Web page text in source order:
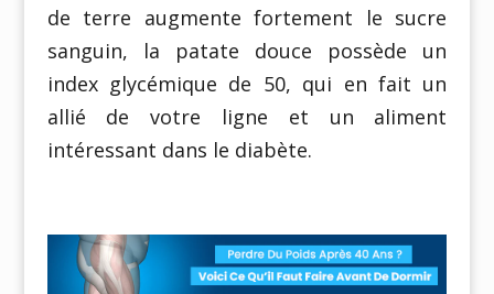
de terre augmente fortement le sucre
sanguin, la patate douce possède un
index glycémique de 50, qui en fait un
allié de votre ligne et un aliment
intéressant dans le diabète.